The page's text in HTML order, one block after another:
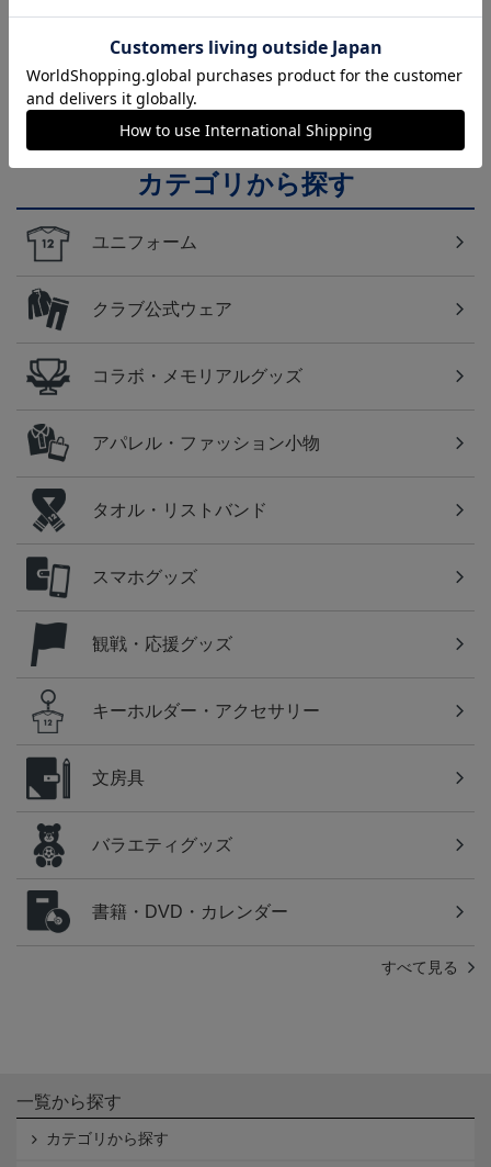
横浜ＦＣのすべてのグッズをチェックしたい方に！
全グッズ一覧はこちら！
カテゴリから探す
ユニフォーム
クラブ公式ウェア
コラボ・メモリアルグッズ
アパレル・ファッション小物
タオル・リストバンド
スマホグッズ
観戦・応援グッズ
キーホルダー・アクセサリー
文房具
バラエティグッズ
書籍・DVD・カレンダー
すべて見る
一覧から探す
カテゴリから探す